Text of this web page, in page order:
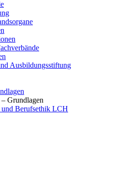
Ausbildungsstiftung
Grundlagen
Berufsethik LCH